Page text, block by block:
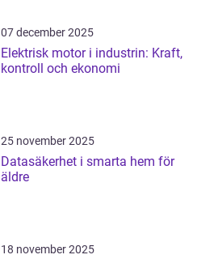
07 december 2025
Elektrisk motor i industrin: Kraft,
kontroll och ekonomi
25 november 2025
Datasäkerhet i smarta hem för
äldre
18 november 2025